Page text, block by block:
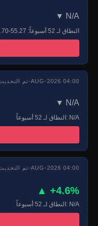
▼ N/A
النطاق لـ 52 أسبوعاً: 55.27-123.70
تم التحديث: 05-AUG-2026 04:00
▼ N/A
النطاق لـ 52 أسبوعاً: N/A
تم التحديث: 05-AUG-2026 04:00
▲ +4.6%
النطاق لـ 52 أسبوعاً: N/A